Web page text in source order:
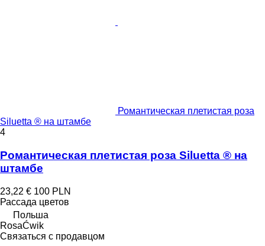
Романтическая плетистая роза
Siluetta ® на штамбе
4
Романтическая плетистая роза Siluetta ® на
штамбе
23,22 € 100 PLN
Рассада цветов
Польша
RosaĆwik
Связаться с продавцом